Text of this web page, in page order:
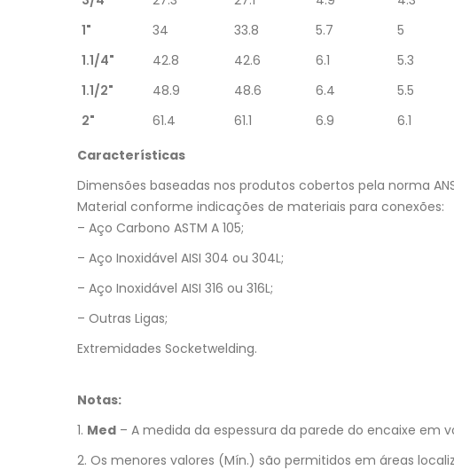
1"
34 33.8 5.7 5
1.1/4"
42.8 42.6 6.1 5.3
1.1/2"
48.9 48.6 6.4 5.5
2"
61.4 61.1 6.9 6.1
Características
Dimensões baseadas nos produtos cobertos pela norma ANSI
Material conforme indicações de materiais para conexões:
– Aço Carbono ASTM A 105;
– Aço Inoxidável AISI 304 ou 304L;
– Aço Inoxidável AISI 316 ou 316L;
– Outras Ligas;
Extremidades Socketwelding.
Notas:
1. Med – A medida da espessura da parede do encaixe em
2. Os menores valores (Mín.) são permitidos em áreas